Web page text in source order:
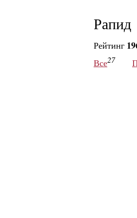
Рапид
Рейтинг
Все27